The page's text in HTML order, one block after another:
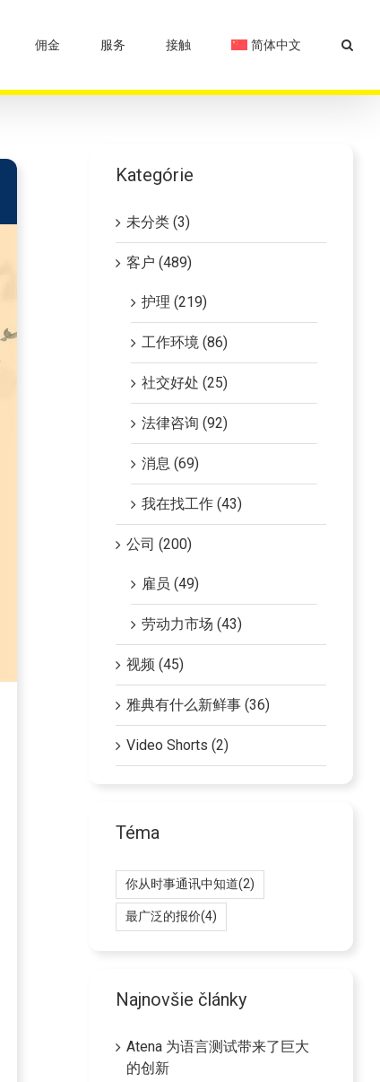
佣金 服务 接触 简体中文
Kategórie
未分类 (3)
客户 (489)
护理 (219)
工作环境 (86)
社交好处 (25)
法律咨询 (92)
消息 (69)
我在找工作 (43)
公司 (200)
雇员 (49)
劳动力市场 (43)
视频 (45)
雅典有什么新鲜事 (36)
Video Shorts (2)
Téma
你从时事通讯中知道(2)
最广泛的报价(4)
Najnovšie články
Atena 为语言测试带来了巨大
的创新